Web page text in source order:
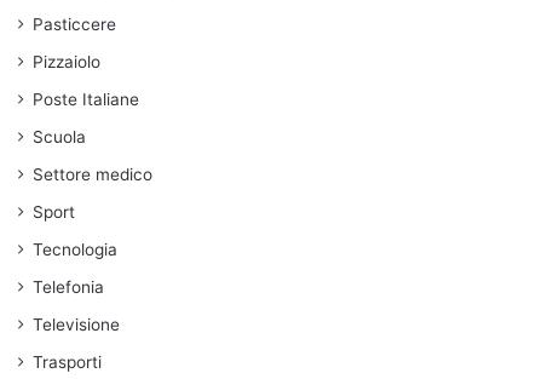
Pasticcere
Pizzaiolo
Poste Italiane
Scuola
Settore medico
Sport
Tecnologia
Telefonia
Televisione
Trasporti